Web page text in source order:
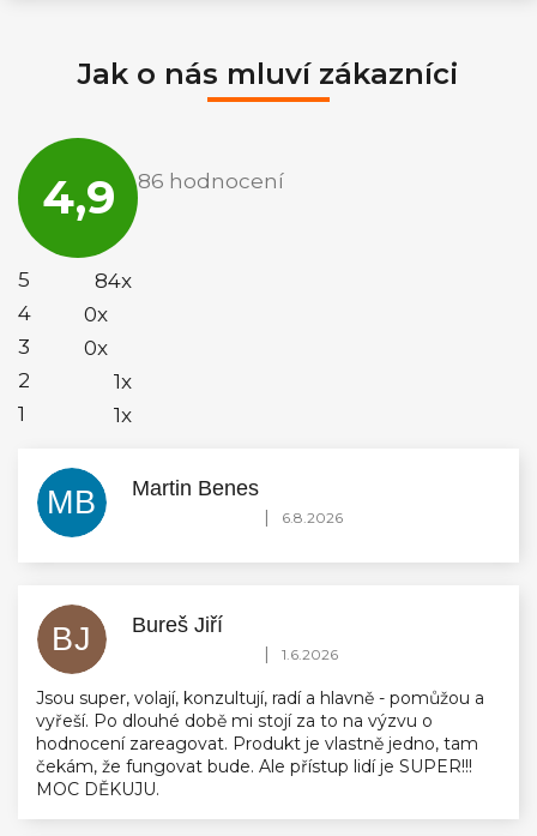
Jak o nás mluví zákazníci
4,9
obchodu
je
86 hodnocení
5
84x
4
0x
3
0x
2
1x
1
1x
MB Martin Benes
Hodnocení obchodu je 5 z 5 hvězdiček.
| 6.8.2026
BJ Bureš Jiří
Hodnocení obchodu je 5 z 5 hvězdiček.
| 1.6.2026
Jsou super, volají, konzultují, radí a hlavně - pomůžou a
vyřeší. Po dlouhé době mi stojí za to na výzvu o
hodnocení zareagovat. Produkt je vlastně jedno, tam
čekám, že fungovat bude. Ale přístup lidí je SUPER!!!
MOC DĚKUJU.